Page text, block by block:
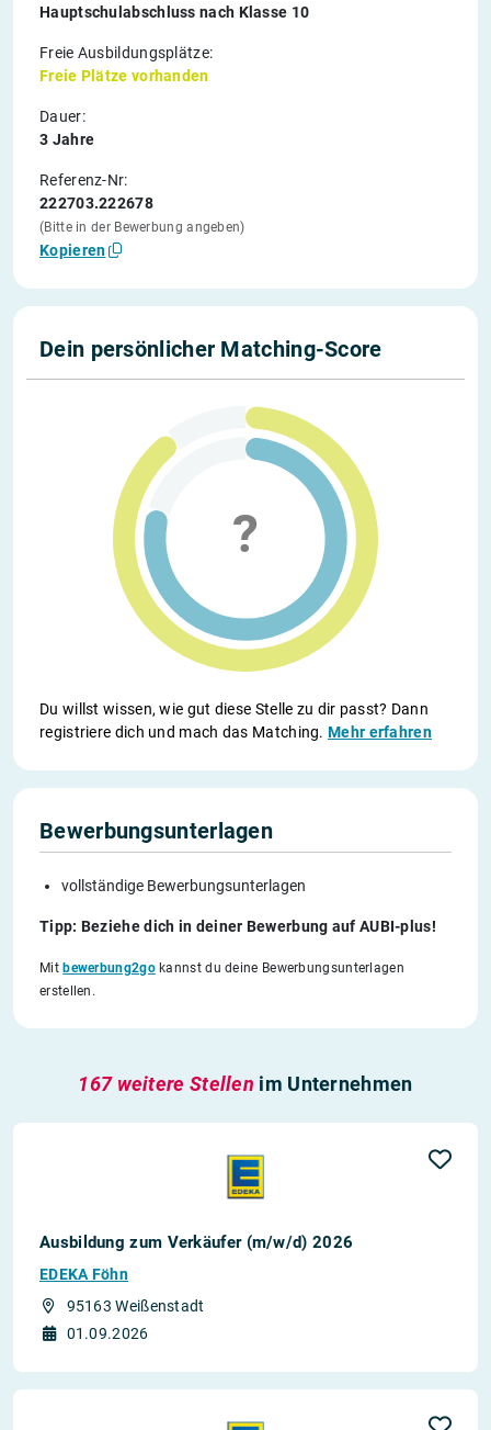
Hauptschulabschluss nach Klasse 10
Freie Ausbildungsplätze:
Freie Plätze vorhanden
Dauer:
3 Jahre
Referenz-Nr:
222703.222678
(Bitte in der Bewerbung angeben)
Kopieren
Dein persönlicher Matching-Score
Du willst wissen, wie gut diese Stelle zu dir passt? Dann
registriere dich und mach das Matching.Mehr erfahren
Bewerbungsunterlagen
vollständige Bewerbungsunterlagen
Tipp: Beziehe dich in deiner Bewerbung auf AUBI-plus!
Mitbewerbung2gokannst du deine Bewerbungsunterlagen
erstellen.
167 weitere Stellen im Unternehmen
Ausbildung zum Verkäufer (m/w/d) 2026
EDEKA Föhn
95163 Weißenstadt
01.09.2026